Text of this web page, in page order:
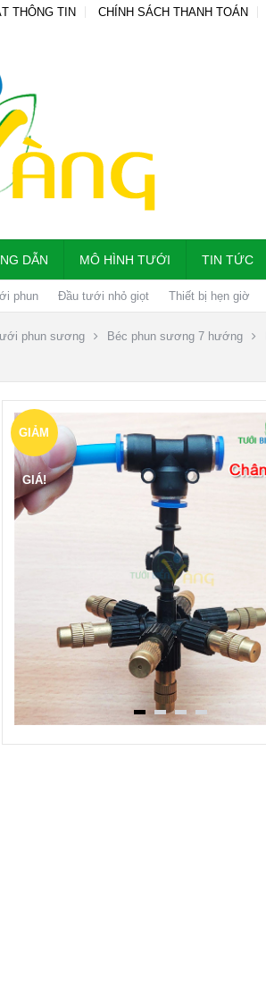
THÔNG TIN CHÍNH SÁCH THANH TOÁN
DẪN MÔ HÌNH TƯỚI TIN TỨC
phun Đầu tưới nhỏ giọt Thiết bị hẹn giờ
phun sương Béc phun sương 7 hướng
GIẢM
GIÁ!